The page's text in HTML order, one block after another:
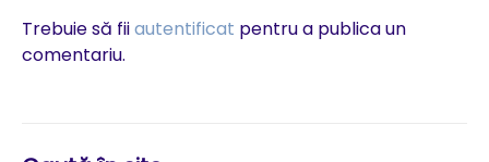
Trebuie să fiiautentificat pentru a publica un
comentariu.